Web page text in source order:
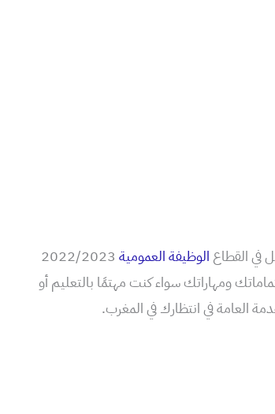
في القطاع الوظيفة العمومية 2022/2023
ومهاراتك سواء كنت مهتمًا بالتعليم أو
العامة في انتظارك في المغرب.